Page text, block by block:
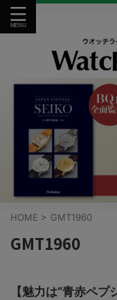
HOME > GMT1960
GMT1960
【魅力は“青赤ペプ